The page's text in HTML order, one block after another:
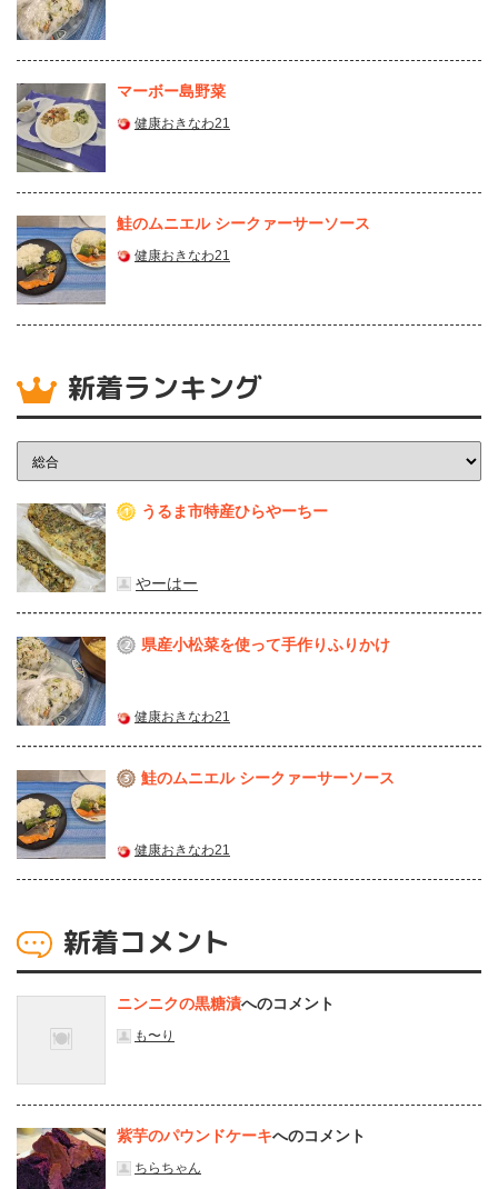
マーボー島野菜
健康おきなわ21
鮭のムニエル シークァーサーソース
健康おきなわ21
新着ランキング
1 うるま市特産ひらやーちー
やーはー
2 県産⼩松菜を使って⼿作りふりかけ
健康おきなわ21
3 鮭のムニエル シークァーサーソース
健康おきなわ21
新着コメント
ニンニクの黒糖漬へのコメント
も〜り
紫芋のパウンドケーキへのコメント
ちらちゃん